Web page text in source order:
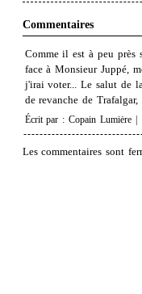
Commentaires
Comme il est à peu près
face à Monsieur Juppé,
j'irai voter... Le salut de
de revanche de
Écrit par : Copain Lumiėre |
Les commentaires sont